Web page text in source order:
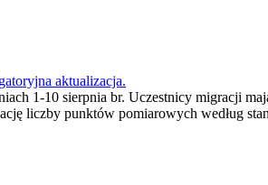
aktualizacja.
1-10 sierpnia br. Uczestnicy migracji
liczby punktów pomiarowych według